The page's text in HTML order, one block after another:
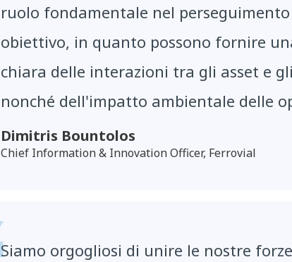
ruolo fondamentale nel
obiettivo, in quanto possono fornire
chiara delle interazioni tra gli asset e
nonché dell'impatto ambientale delle
Dimitris Bountolos
Chief Information & Innovation Officer, Ferrovial
Siamo orgogliosi di unire le nostre